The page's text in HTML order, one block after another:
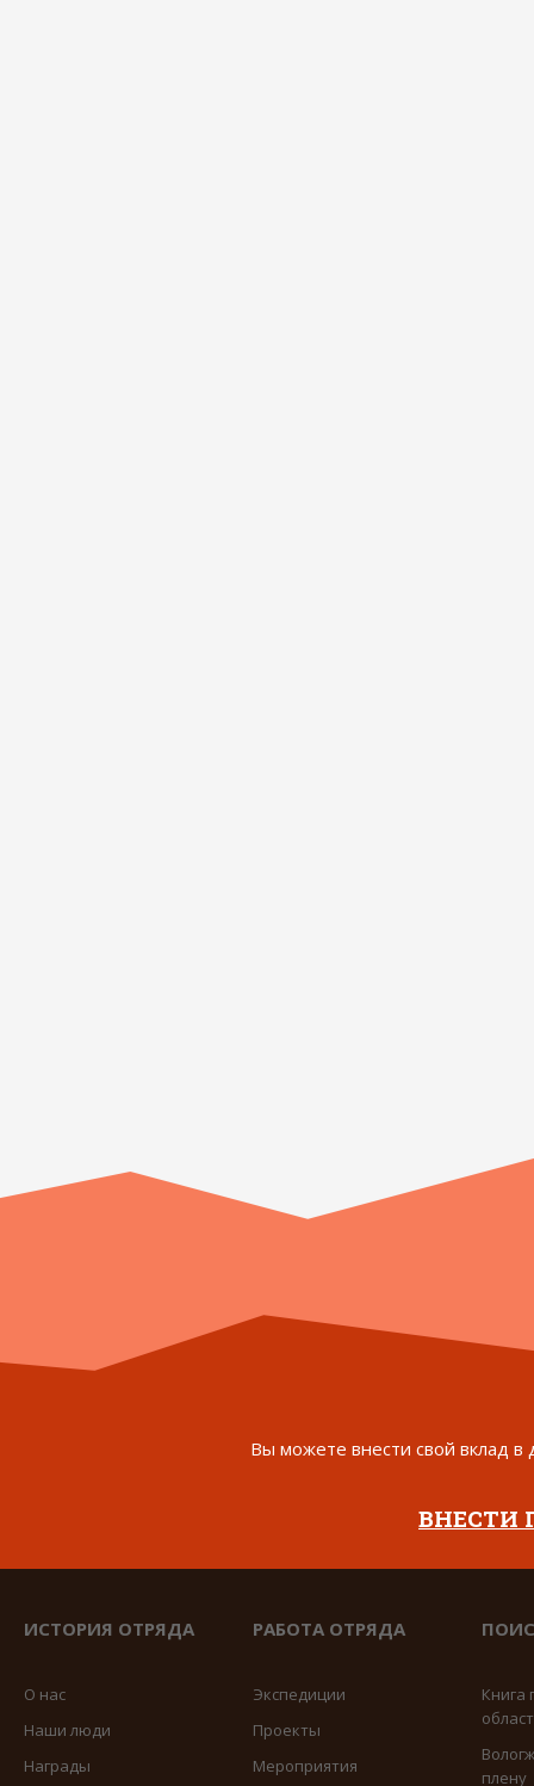
Вы можете внести свой вклад в
ВНЕСТИ
ИСТОРИЯ ОТРЯДА
О нас
Наши люди
Награды
РАБОТА ОТРЯДА
Экспедиции
Проекты
Мероприятия
Книга
плену